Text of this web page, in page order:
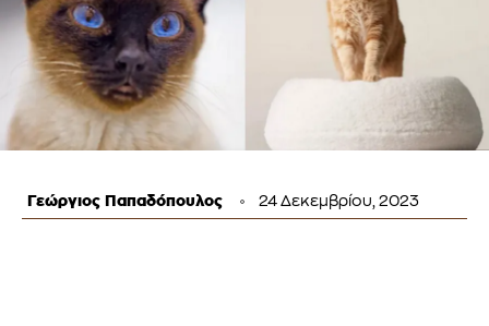
Γεώργιος Παπαδόπουλος 24 Δεκεμβρίου, 2023